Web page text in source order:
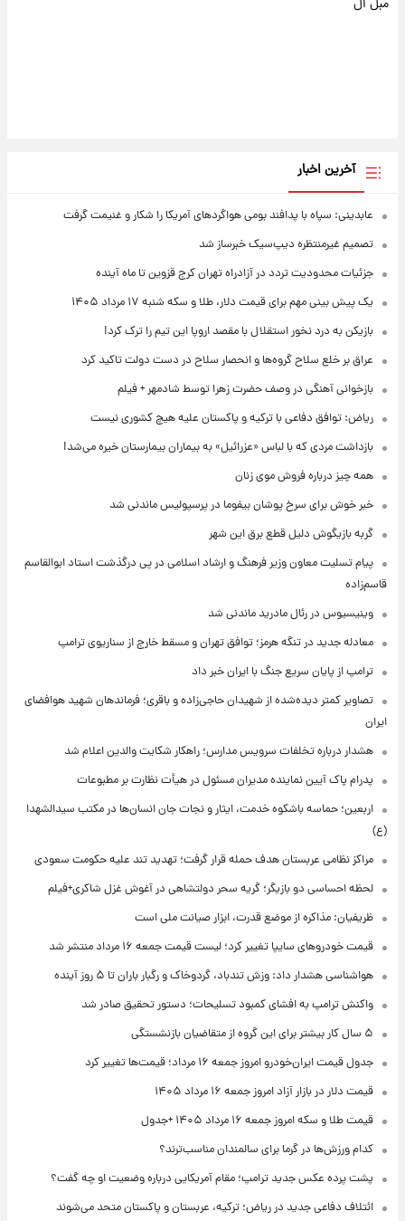
مبل ال
آخرین اخبار
عابدینی: سپاه با پدافند بومی هواگردهای آمریکا را شکار و غنیمت گرفت
تصمیم غیرمنتظره دیپ‌سیک خبرساز شد
جزئیات محدودیت تردد در آزادراه تهران کرج قزوین تا ماه آینده
یک پیش ‌بینی مهم برای قیمت دلار، طلا و سکه شنبه ۱۷ مرداد ۱۴۰۵
بازیکن به درد نخور استقلال با مقصد اروپا این تیم را ترک کرد!
عراق بر خلع سلاح گروه‌ها و انحصار سلاح در دست دولت تاکید کرد
بازخوانی آهنگی در وصف حضرت زهرا توسط شادمهر + فیلم
ریاض: توافق دفاعی با ترکیه و پاکستان علیه هیچ کشوری نیست
بازداشت مردی که با لباس «عزرائیل» به بیماران بیمارستان خیره می‌شد!
همه چیز درباره فروش موی زنان
خبر خوش برای سرخ پوشان بیفوما در پرسپولیس ماندنی شد
گربه بازیگوش دلیل قطع برق این شهر
پیام تسلیت معاون وزیر فرهنگ و ارشاد اسلامی در پی درگذشت استاد ابوالقاسم
قاسم‌زاده
وینیسیوس در رئال مادرید ماندنی شد
معادله جدید در تنگه هرمز؛ توافق تهران و مسقط خارج از سناریوی ترامپ
ترامپ از پایان سریع جنگ با ایران خبر داد
تصاویر کمتر دیده‌شده از شهیدان حاجی‌زاده و باقری؛ فرماندهان شهید هوافضای
ایران
هشدار درباره تخلفات سرویس مدارس؛ راهکار شکایت والدین اعلام شد
پدرام پاک آیین نماینده مدیران مسئول در هیأت نظارت بر مطبوعات
اربعین؛ حماسه باشکوه خدمت، ایثار و نجات جان انسان‌ها در مکتب سیدالشهدا
(ع)
مراکز نظامی عربستان هدف حمله قرار گرفت؛ تهدید تند علیه حکومت سعودی
لحظه احساسی دو بازیگر؛ گریه سحر دولتشاهی در آغوش غزل شاکری+فیلم
ظریفیان: مذاکره از موضع قدرت، ابزار صیانت ملی است
قیمت خودروهای سایپا تغییر کرد؛ لیست قیمت جمعه ۱۶ مرداد منتشر شد
هواشناسی هشدار داد: وزش تندباد، گردوخاک و رگبار باران تا ۵ روز آینده
واکنش ترامپ به افشای کمبود تسلیحات؛ دستور تحقیق صادر شد
۵ سال کار بیشتر برای این گروه از متقاضیان بازنشستگی
جدول قیمت ایران‌خودرو امروز جمعه ۱۶ مرداد؛ قیمت‌ها تغییر کرد
قیمت دلار در بازار آزاد امروز جمعه ۱۶ مرداد ۱۴۰۵
قیمت طلا و سکه امروز جمعه ۱۶ مرداد ۱۴۰۵ +جدول
کدام ورزش‌ها در گرما برای سالمندان مناسب‌ترند؟
پشت پرده عکس جدید ترامپ؛ مقام آمریکایی درباره وضعیت او چه گفت؟
ائتلاف دفاعی جدید در ریاض؛ ترکیه، عربستان و پاکستان متحد می‌شوند